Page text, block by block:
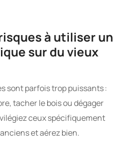
à utiliser un
sur du vieux
sont parfois trop puissants :
tacher le bois ou dégager
ceux spécifiquement
et aérez bien.